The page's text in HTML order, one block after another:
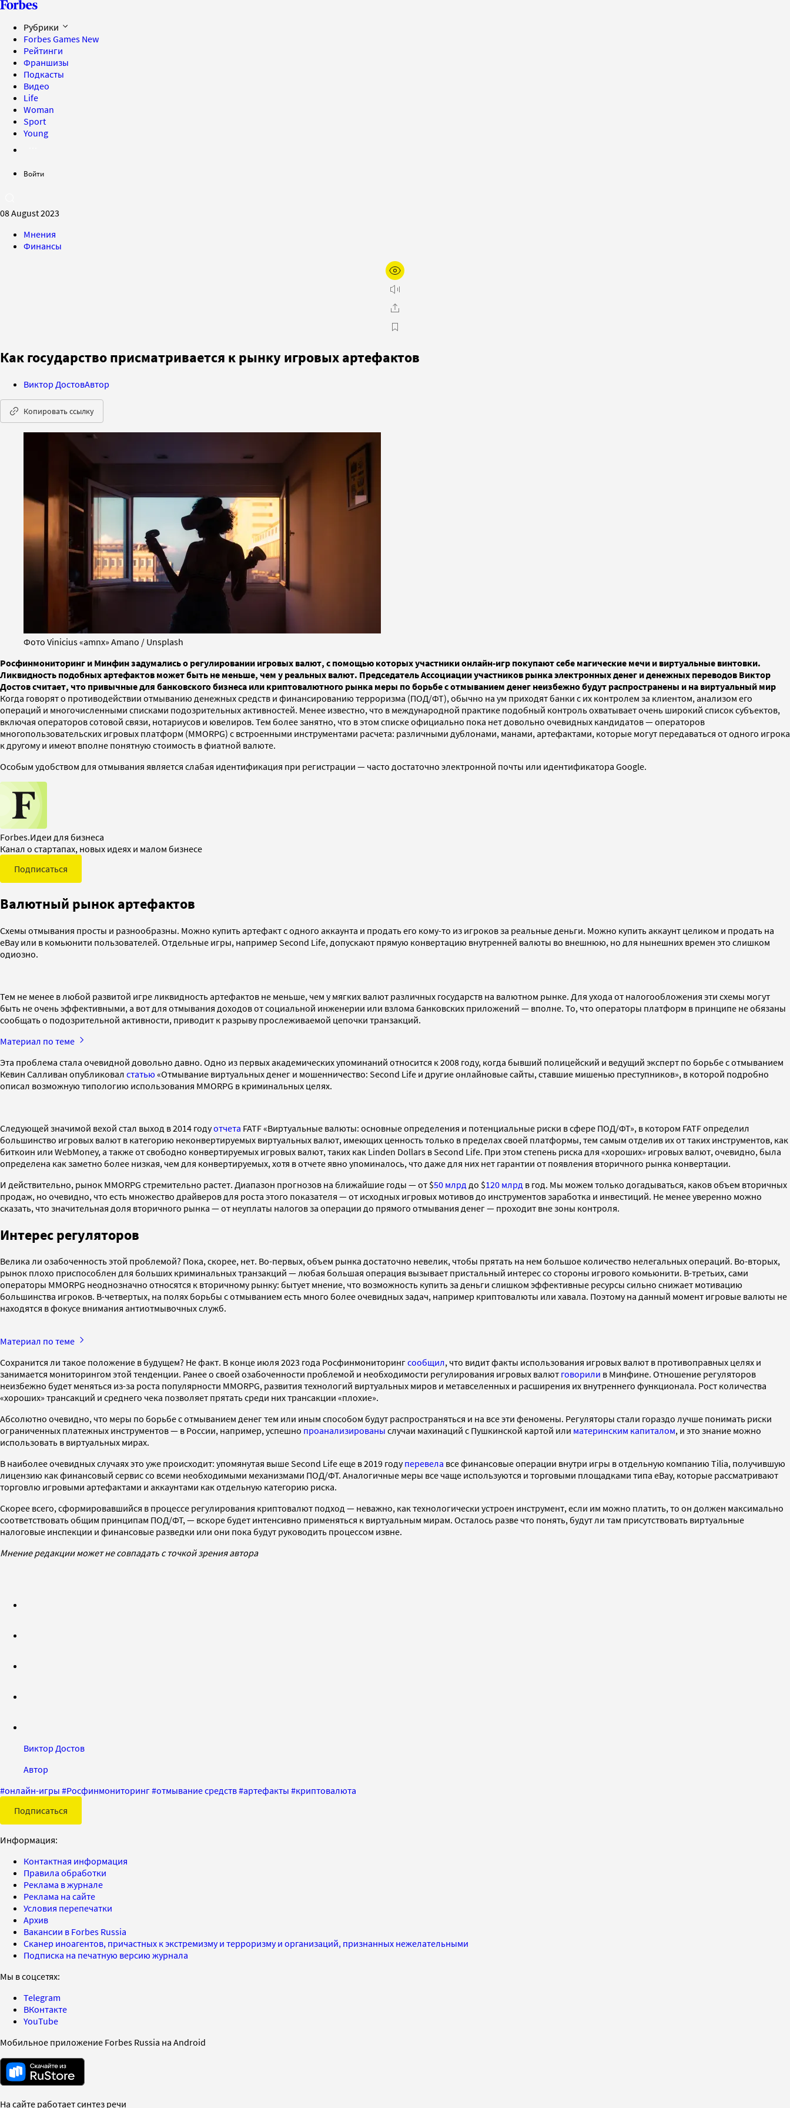
Рубрики
Forbes Games New
Рейтинги
Франшизы
Подкасты
Видео
Life
Woman
Sport
Young
Войти
08 August 2023
Мнения
Финансы
Как государство присматривается к рынку игровых артефактов
Виктор ДостовАвтор
Копировать ссылку
Фото Vinicius «amnx» Amano / Unsplash
Росфинмониторинг и Минфин задумались о регулировании игровых валют, с помощью которых участники онлайн-игр покупают себе магические мечи и виртуальные винтовки.
Ликвидность подобных артефактов может быть не меньше, чем у реальных валют. Председатель Ассоциации участников рынка электронных денег и денежных переводов Виктор
Достов считает, что привычные для банковского бизнеса или криптовалютного рынка меры по борьбе с отмыванием денег неизбежно будут распространены и на виртуальный мир
Когда говорят о противодействии отмыванию денежных средств и финансированию терроризма (ПОД/ФТ), обычно на ум приходят банки с их контролем за клиентом, анализом его
операций и многочисленными списками подозрительных активностей. Менее известно, что в международной практике подобный контроль охватывает очень широкий список субъектов,
включая операторов сотовой связи, нотариусов и ювелиров. Тем более занятно, что в этом списке официально пока нет довольно очевидных кандидатов — операторов
многопользовательских игровых платформ (MMORPG) с встроенными инструментами расчета: различными дублонами, манами, артефактами, которые могут передаваться от одного игрока
к другому и имеют вполне понятную стоимость в фиатной валюте.
Особым удобством для отмывания является слабая идентификация при регистрации — часто достаточно электронной почты или идентификатора Google.
Forbes.Идеи для бизнеса
Канал о стартапах, новых идеях и малом бизнесе
Подписаться
Валютный рынок артефактов
Схемы отмывания просты и разнообразны. Можно купить артефакт с одного аккаунта и продать его кому-то из игроков за реальные деньги. Можно купить аккаунт целиком и продать на
eBay или в комьюнити пользователей. Отдельные игры, например Second Life, допускают прямую конвертацию внутренней валюты во внешнюю, но для нынешних времен это слишком
одиозно.
Тем не менее в любой развитой игре ликвидность артефактов не меньше, чем у мягких валют различных государств на валютном рынке. Для ухода от налогообложения эти схемы могут
быть не очень эффективными, а вот для отмывания доходов от социальной инженерии или взлома банковских приложений — вполне. То, что операторы платформ в принципе не обязаны
сообщать о подозрительной активности, приводит к разрыву прослеживаемой цепочки транзакций.
Материал по теме
Эта проблема стала очевидной довольно давно. Одно из первых академических упоминаний относится к 2008 году, когда бывший полицейский и ведущий эксперт по борьбе с отмыванием
Кевин Салливан опубликовал статью «Отмывание виртуальных денег и мошенничество: Second Life и другие онлайновые сайты, ставшие мишенью преступников», в которой подробно
описал возможную типологию использования MMORPG в криминальных целях.
Следующей значимой вехой стал выход в 2014 годуотчета FATF «Виртуальные валюты: основные определения и потенциальные риски в сфере ПОД/ФТ», в котором FATF определил
большинство игровых валют в категорию неконвертируемых виртуальных валют, имеющих ценность только в пределах своей платформы, тем самым отделив их от таких инструментов, как
биткоин или WebMoney, а также от свободно конвертируемых игровых валют, таких как Linden Dollars в Second Life. При этом степень риска для «хороших» игровых валют, очевидно, была
определена как заметно более низкая, чем для конвертируемых, хотя в отчете явно упоминалось, что даже для них нет гарантии от появления вторичного рынка конвертации.
И действительно, рынок MMORPG стремительно растет. Диапазон прогнозов на ближайшие годы — от $50 млрд до $120 млрд в год. Мы можем только догадываться, каков объем вторичных
продаж, но очевидно, что есть множество драйверов для роста этого показателя — от исходных игровых мотивов до инструментов заработка и инвестиций. Не менее уверенно можно
сказать, что значительная доля вторичного рынка — от неуплаты налогов за операции до прямого отмывания денег — проходит вне зоны контроля.
Интерес регуляторов
Велика ли озабоченность этой проблемой? Пока, скорее, нет. Во-первых, объем рынка достаточно невелик, чтобы прятать на нем большое количество нелегальных операций. Во-вторых,
рынок плохо приспособлен для больших криминальных транзакций — любая большая операция вызывает пристальный интерес со стороны игрового комьюнити. В-третьих, сами
операторы MMORPG неоднозначно относятся к вторичному рынку: бытует мнение, что возможность купить за деньги слишком эффективные ресурсы сильно снижает мотивацию
большинства игроков. В-четвертых, на полях борьбы с отмыванием есть много более очевидных задач, например криптовалюты или хавала. Поэтому на данный момент игровые валюты не
находятся в фокусе внимания антиотмывочных служб.
Материал по теме
Сохранится ли такое положение в будущем? Не факт. В конце июля 2023 года Росфинмониторингсообщил, что видит факты использования игровых валют в противоправных целях и
занимается мониторингом этой тенденции. Ранее о своей озабоченности проблемой и необходимости регулирования игровых валют говорили в Минфине. Отношение регуляторов
неизбежно будет меняться из-за роста популярности MMORPG, развития технологий виртуальных миров и метавселенных и расширения их внутреннего функционала. Рост количества
«хороших» трансакций и среднего чека позволяет прятать среди них трансакции «плохие».
Абсолютно очевидно, что меры по борьбе с отмыванием денег тем или иным способом будут распространяться и на все эти феномены. Регуляторы стали гораздо лучше понимать риски
ограниченных платежных инструментов — в России, например, успешно проанализированы случаи махинаций с Пушкинской картой или материнским капиталом, и это знание можно
использовать в виртуальных мирах.
В наиболее очевидных случаях это уже происходит: упомянутая выше Second Life еще в 2019 годуперевела все финансовые операции внутри игры в отдельную компанию Tilia, получившую
лицензию как финансовый сервис со всеми необходимыми механизмами ПОД/ФТ. Аналогичные меры все чаще используются и торговыми площадками типа eBay, которые рассматривают
торговлю игровыми артефактами и аккаунтами как отдельную категорию риска.
Скорее всего, сформировавшийся в процессе регулирования криптовалют подход — неважно, как технологически устроен инструмент, если им можно платить, то он должен максимально
соответствовать общим принципам ПОД/ФТ, — вскоре будет интенсивно применяться к виртуальным мирам. Осталось разве что понять, будут ли там присутствовать виртуальные
налоговые инспекции и финансовые разведки или они пока будут руководить процессом извне.
Мнение редакции может не совпадать с точкой зрения автора
Виктор Достов
Автор
#онлайн-игры #Росфинмониторинг#отмывание средств#артефакты #криптовалюта
Подписаться
Информация:
Контактная информация
Правила обработки
Реклама в журнале
Реклама на сайте
Условия перепечатки
Архив
Вакансии в Forbes Russia
Сканер иноагентов, причастных к экстремизму и терроризму и организаций, признанных нежелательными
Подписка на печатную версию журнала
Мы в соцсетях:
Telegram
ВКонтакте
YouTube
Мобильное приложение Forbes Russia на Android
На сайте работает синтез речи